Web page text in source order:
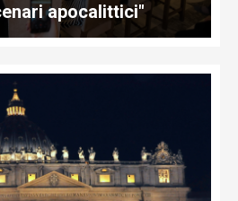
apocalittici"